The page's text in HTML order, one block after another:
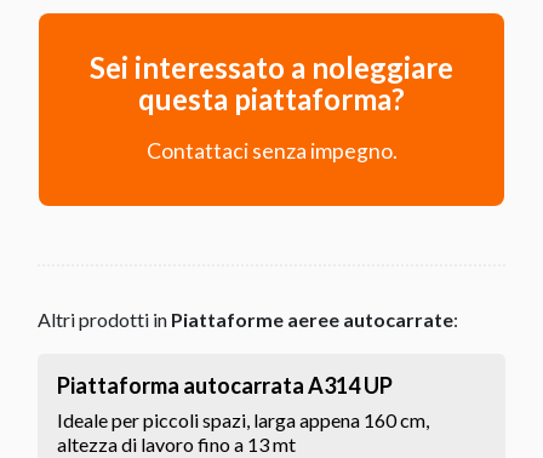
Sei interessato a noleggiare
questa piattaforma?
Contattaci senza impegno.
Altri prodotti in Piattaforme aeree autocarrate:
Piattaforma autocarrata A314 UP
Ideale per piccoli spazi, larga appena 160 cm,
altezza di lavoro fino a 13 mt